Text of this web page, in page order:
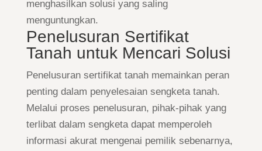
menghasilkan solusi yang saling
menguntungkan.
Penelusuran Sertifikat
Tanah untuk Mencari Solusi
Penelusuran sertifikat tanah memainkan peran
penting dalam penyelesaian sengketa tanah.
Melalui proses penelusuran, pihak-pihak yang
terlibat dalam sengketa dapat memperoleh
informasi akurat mengenai pemilik sebenarnya,